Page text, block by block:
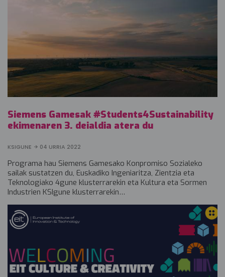
Siemens Gamesak #Students4Sustainability
ekimenaren 3. deialdia atera du
KSIGUNE 04 URRIA 2022
Programa hau Siemens Gamesako Konpromiso Sozialeko
sailak sustatzen du, Euskadiko Ingeniaritza, Zientzia eta
Teknologiako 4gune klusterrarekin eta Kultura eta Sormen
Industrien KSIgune klusterrarekin…